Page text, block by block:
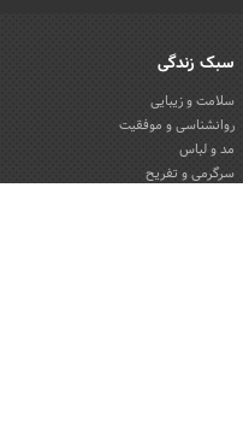
سبک زندگی
سلامت و زیبایی
روانشناسی و موفقیت
مد و لباس
سرگرمی و تفریح